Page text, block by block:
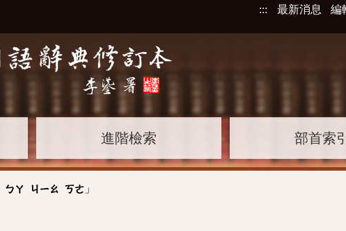
::: 最新消息 編
進階檢索 部首索引
ㄅㄚ ㄐㄧㄠ ㄎㄜ 」